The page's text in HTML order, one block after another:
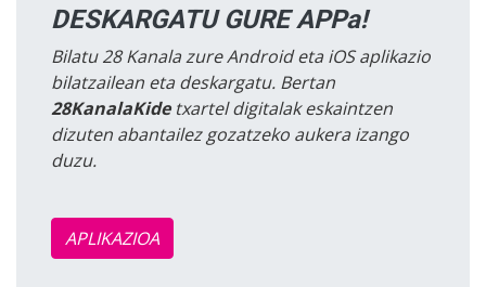
DESKARGATU GURE APPa!
Bilatu 28 Kanala zure Android eta iOS aplikazio
bilatzailean eta deskargatu. Bertan
28KanalaKidetxartel digitalak eskaintzen
dizuten abantailez gozatzeko aukera izango
duzu.
APLIKAZIOA